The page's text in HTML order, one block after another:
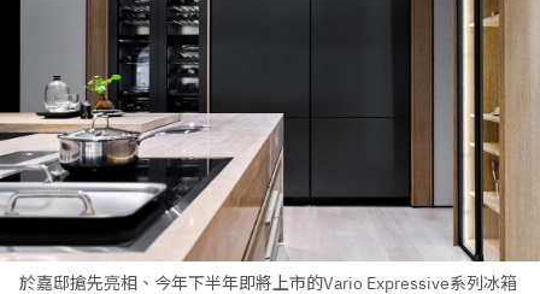
於嘉邸搶先亮相、今年下半年即將上市的Vario Expressive系列冰箱